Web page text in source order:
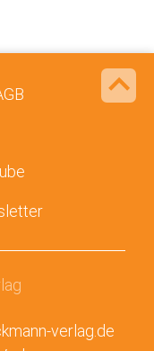
verlag.de